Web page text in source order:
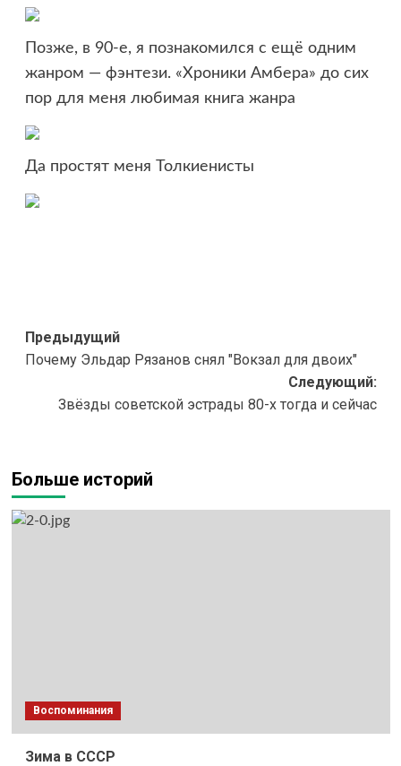
Позже, в 90-е, я познакомился с ещё одним
жанром — фэнтези. «Хроники Амбера» до сих
пор для меня любимая книга жанра
Да простят меня Толкиенисты
Навигация
записи
Предыдущий
Почему Эльдар Рязанов снял "Вокзал для двоих"
Следующий:
Звёзды советской эстрады 80-х тогда и сейчас
Больше историй
Воспоминания
Зима в СССР